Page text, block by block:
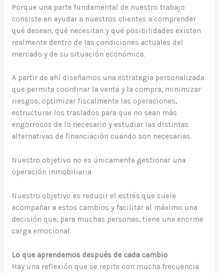
Porque una parte fundamental de nuestro trabajo
consiste en ayudar a nuestros clientes a comprender
qué desean, qué necesitan y qué posibilidades existen
realmente dentro de las condiciones actuales del
mercado y de su situación económica.
A partir de ahí diseñamos una estrategia personalizada
que permita coordinar la venta y la compra, minimizar
riesgos, optimizar fiscalmente las operaciones,
estructurar los traslados para que no sean más
engorrosos de lo necesario y estudiar las distintas
alternativas de financiación cuando son necesarias.
Nuestro objetivo no es únicamente gestionar una
operación inmobiliaria.
Nuestro objetivo es reducir el estrés que suele
acompañar a estos cambios y facilitar al máximo una
decisión que, para muchas personas, tiene una enorme
carga emocional.
Lo que aprendemos después de cada cambio
Hay una reflexión que se repite con mucha frecuencia